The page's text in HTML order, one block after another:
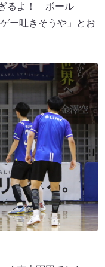
るよ！ ボール
ー吐きそうや」とお